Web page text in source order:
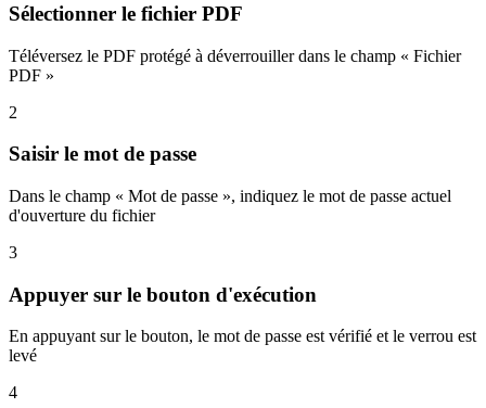
Sélectionner le fichier PDF
Téléversez le PDF protégé à déverrouiller dans le champ « Fichier
PDF »
2
Saisir le mot de passe
Dans le champ « Mot de passe », indiquez le mot de passe actuel
d'ouverture du fichier
3
Appuyer sur le bouton d'exécution
En appuyant sur le bouton, le mot de passe est vérifié et le verrou est
levé
4